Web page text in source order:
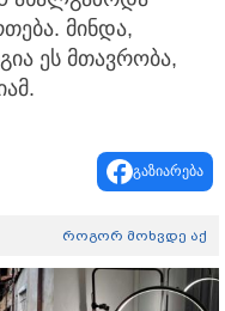
მინდა,
ეს მთავრობა,
გაზიარება
როგორ მოხვდე აქ